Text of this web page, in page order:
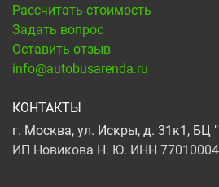
Рассчитать стоимость
Задать вопрос
Оставить отзыв
info@autobusarenda.ru
КОНТАКТЫ
г. Москва, ул. Искры, д. 31к1, БЦ
ИП Новикова Н. Ю. ИНН